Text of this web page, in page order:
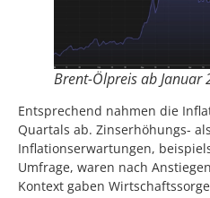
Brent-Ölpreis ab Januar
Entsprechend nahmen die
Quartals ab. Zinserhöhungs-
Inflationserwartungen,
Umfrage, waren nach
Kontext gaben